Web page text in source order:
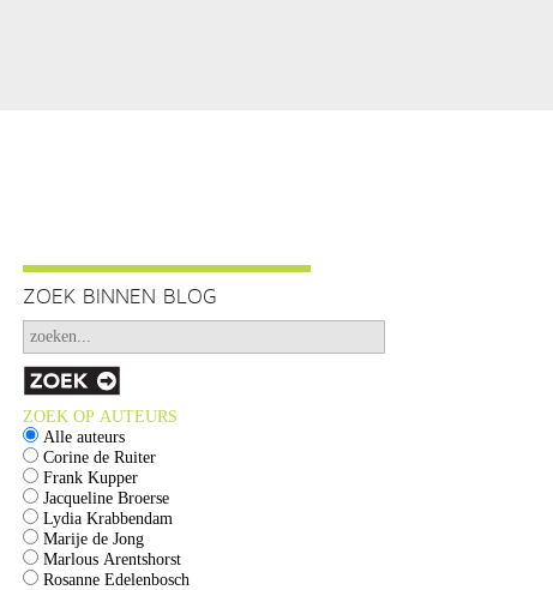
ZOEK BINNEN BLOG
ZOEK OP AUTEURS
Alle auteurs
Corine de Ruiter
Frank Kupper
Jacqueline Broerse
Lydia Krabbendam
Marije de Jong
Marlous Arentshorst
Rosanne Edelenbosch